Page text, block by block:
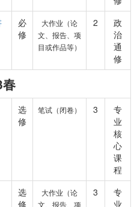
必
修
大作业（论
文、报告、项
目或作品等）
2
政
治
通
修
选
修
笔试（闭卷） 3
专
业
核
心
课
程
选
修
大作业（论
文、报告、项
3
专
业